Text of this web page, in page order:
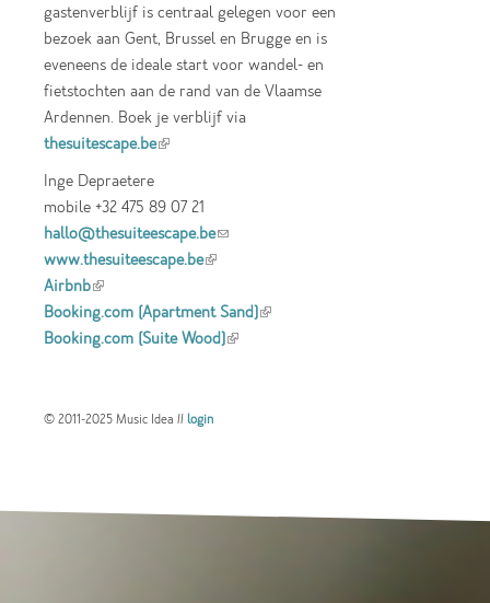
gastenverblijf is centraal gelegen voor een
bezoek aan Gent, Brussel en Brugge en is
eveneens de ideale start voor wandel- en
fietstochten aan de rand van de Vlaamse
Ardennen. Boek je verblijf via
thesuitescape.be(link is external)
Inge Depraetere
mobile +32 475 89 07 21
hallo@thesuiteescape.be(link sends e-mail)
www.thesuiteescape.be(link is external)
Airbnb(link is external)
Booking.com (Apartment Sand)(link is
Booking.com (Suite Wood)(link is external)
© 2011-2025 Music Idea //login